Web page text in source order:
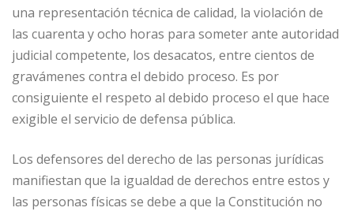
una representación técnica de calidad, la violación de
las cuarenta y ocho horas para someter ante autoridad
judicial competente, los desacatos, entre cientos de
gravámenes contra el debido proceso. Es por
consiguiente el respeto al debido proceso el que hace
exigible el servicio de defensa pública.
Los defensores del derecho de las personas jurídicas
manifiestan que la igualdad de derechos entre estos y
las personas físicas se debe a que la Constitución no